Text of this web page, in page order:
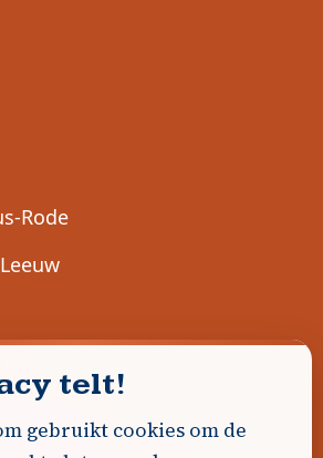
Rode
gevonden.
telt!
gebruikt cookies om de